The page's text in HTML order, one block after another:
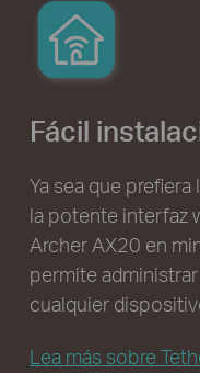
Fácil
Ya sea que
la potente interfaz
Archer AX20 en
permite
cualquier
Lea más sobre